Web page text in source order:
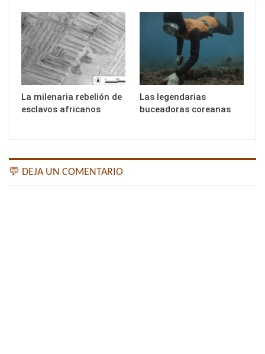
La milenaria rebelión de
esclavos africanos
Las legendarias
buceadoras coreanas
💬 DEJA UN COMENTARIO